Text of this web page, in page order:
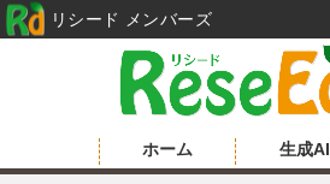
ホーム 生成AI
リシード メンバーズ